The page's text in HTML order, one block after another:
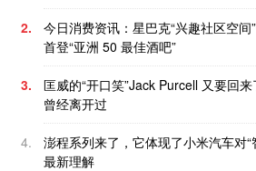
2.
今日消费资讯：星巴克“兴趣社区空
首登“亚洲 50 最佳酒吧”
3.
匡威的“开口笑”Jack Purcell 又要回
曾经离开过
4.
澎程系列来了，它体现了小米汽车对
最新理解